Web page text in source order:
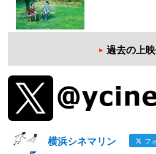
過去の上
横浜シネマリン フ